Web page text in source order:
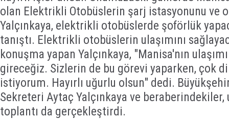
olan Elektrikli Otobüslerin şarj istasyonunu ve
Yalçınkaya, elektrikli otobüslerde şoförlük
tanıştı. Elektrikli otobüslerin ulaşımını
konuşma yapan Yalçınkaya, "Manisa'nın
gireceğiz. Sizlerin de bu görevi yaparken, çok
istiyorum. Hayırlı uğurlu olsun" dedi.
Sekreteri Aytaç Yalçınkaya ve beraberindekiler,
toplantı da gerçekleştirdi.